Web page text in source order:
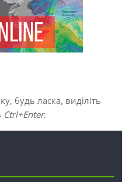
будь ласка, виділіть
Ctrl+Enter.